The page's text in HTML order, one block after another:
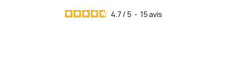
4.7 / 5 - 15avis